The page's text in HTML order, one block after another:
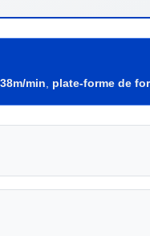
min plate-forme de